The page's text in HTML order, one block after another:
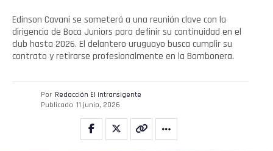
Edinson Cavani se someterá a una reunión clave con la
dirigencia de Boca Juniors para definir su continuidad en el
club hasta 2026. El delantero uruguayo busca cumplir su
contrato y retirarse profesionalmente en la Bombonera.
Por Redacción El intransigente
Publicado 11 junio, 2026
Whatsapp